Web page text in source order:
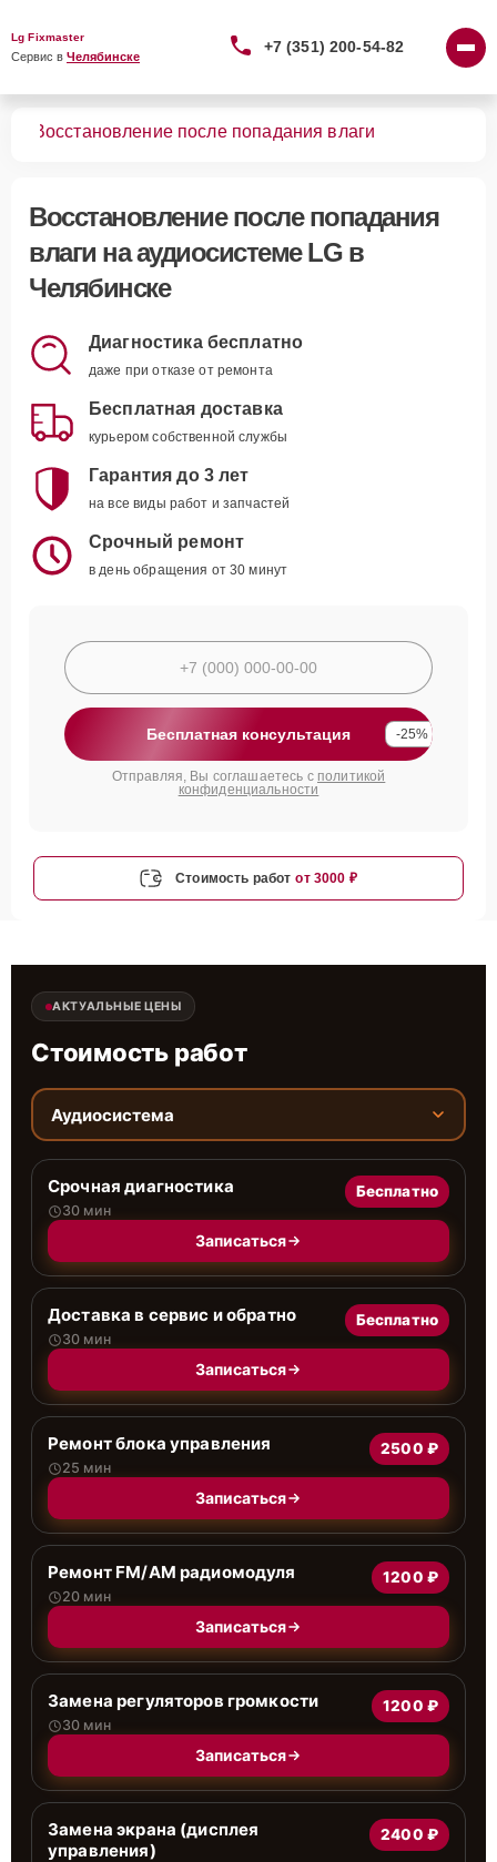
Lg Fixmaster
Сервис в Челябинске
+7 (351) 200-54-82
Восстановление после попадания влаги
Восстановление после попадания
влаги на аудиосистеме LG в
Челябинске
Диагностика бесплатно
даже при отказе от ремонта
Бесплатная доставка
курьером собственной службы
Гарантия до 3 лет
на все виды работ и запчастей
Срочный ремонт
в день обращения от 30 минут
Бесплатная консультация -25%
Отправляя, Вы соглашаетесь с политикой
конфиденциальности
Стоимость работ от 3000 ₽
АКТУАЛЬНЫЕ ЦЕНЫ
Стоимость работ
Аудиосистема
Срочная диагностика
30 мин
Бесплатно
Записаться
Доставка в сервис и обратно
30 мин
Бесплатно
Записаться
Ремонт блока управления
25 мин
2500 ₽
Записаться
Ремонт FM/AM радиомодуля
20 мин
1200 ₽
Записаться
Замена регуляторов громкости
30 мин
1200 ₽
Записаться
Замена экрана (дисплея
управления)
2400 ₽